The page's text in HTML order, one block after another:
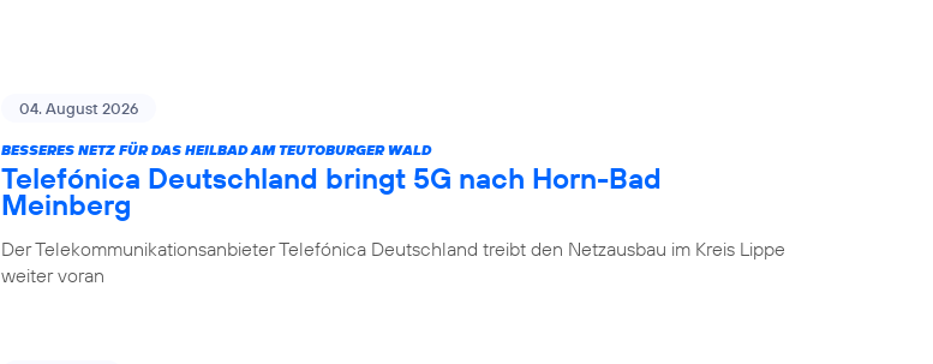
04. August 2026
BESSERES NETZ FÜR DAS HEILBAD AM TEUTOBURGER WALD
Telefónica Deutschland bringt 5G nach Horn-Bad
Meinberg
Der Telekommunikationsanbieter Telefónica Deutschland treibt den Netzausbau im Kreis Lippe
weiter voran